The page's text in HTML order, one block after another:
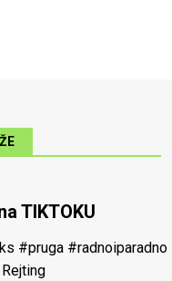
TIKTOKU
#pruga #radnoiparadno